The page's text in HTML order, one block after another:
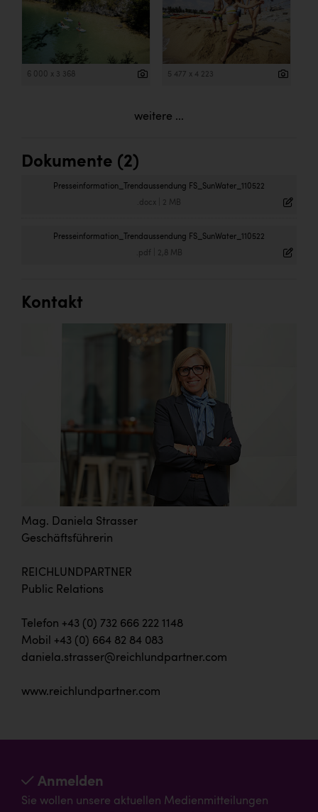
6 000 x 3 368 5 477 x 4 223
weitere ...
Dokumente (2)
Presseinformation_Trendaussendung FS_SunWater_110522
.docx 2 MB
Presseinformation_Trendaussendung FS_SunWater_110522
.pdf 2,8 MB
Kontakt
Mag. Daniela Strasser
Geschäftsführerin
REICHLUNDPARTNER
Public Relations
Telefon +43 (0) 732 666 222 1148
Mobil +43 (0) 664 82 84 083
daniela.strasser@reichlundpartner.com
www.reichlundpartner.com
Anmelden
Sie wollen unsere aktuellen Medienmitteilungen